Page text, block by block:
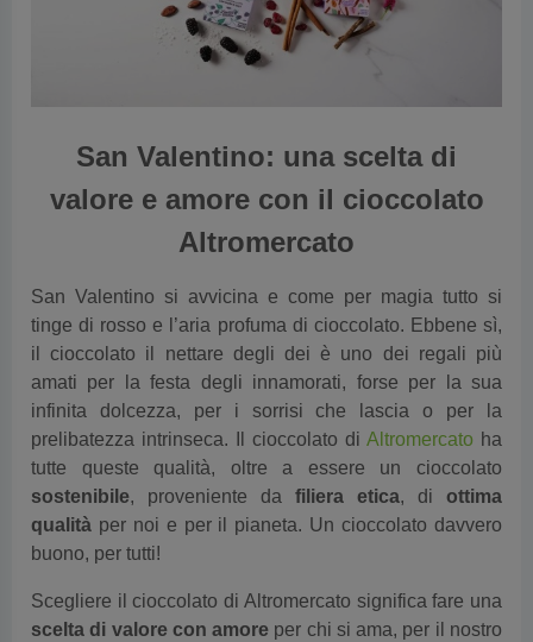
San Valentino: una scelta di
valore e amore con il cioccolato
Altromercato
San Valentino si avvicina e come per magia tutto si
tinge di rosso e l’aria profuma di cioccolato. Ebbene sì,
il cioccolato il nettare degli dei è uno dei regali più
amati per la festa degli innamorati, forse per la sua
infinita dolcezza, per i sorrisi che lascia o per la
prelibatezza intrinseca. Il cioccolato di Altromercato ha
tutte queste qualità, oltre a essere un cioccolato
sostenibile, proveniente da filiera etica, di ottima
qualità per noi e per il pianeta. Un cioccolato davvero
buono, per tutti!
Scegliere il cioccolato di Altromercato significa fare una
scelta di valore con amore per chi si ama, per il nostro